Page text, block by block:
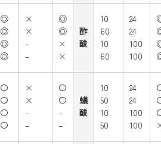
◎
◎
◎
◎
×
×
–
–
◎
◎
×
×
酢
酸
10
60
10
60
24
24
100
100
〇
〇
〇
〇
×
×
–
–
〇
〇
–
–
蟻
酸
10
50
10
50
24
24
100
100